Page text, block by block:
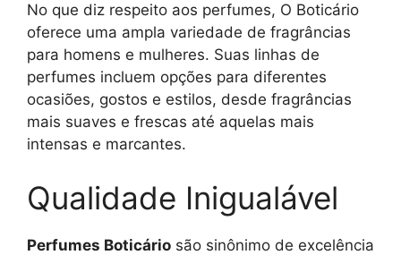
No que diz respeito aos perfumes, O Boticário
oferece uma ampla variedade de fragrâncias
para homens e mulheres. Suas linhas de
perfumes incluem opções para diferentes
ocasiões, gostos e estilos, desde fragrâncias
mais suaves e frescas até aquelas mais
intensas e marcantes.
Qualidade Inigualável
Perfumes Boticário são sinônimo de excelência